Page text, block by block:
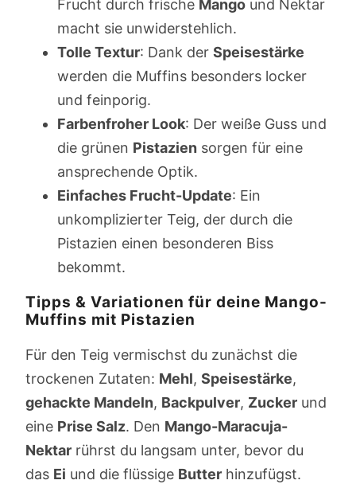
Frucht durch frische Mango und Nektar
macht sie unwiderstehlich.
Tolle Textur: Dank der Speisestärke
werden die Muffins besonders locker
und feinporig.
Farbenfroher Look: Der weiße Guss und
die grünen Pistazien sorgen für eine
ansprechende Optik.
Einfaches Frucht-Update: Ein
unkomplizierter Teig, der durch die
Pistazien einen besonderen Biss
bekommt.
Tipps & Variationen für deine Mango-
Muffins mit Pistazien
Für den Teig vermischst du zunächst die
trockenen Zutaten: Mehl, Speisestärke,
gehackte Mandeln, Backpulver, Zucker und
eine Prise Salz. Den Mango-Maracuja-
Nektar rührst du langsam unter, bevor du
das Ei und die flüssige Butter hinzufügst.